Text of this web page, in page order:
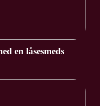
en låsesmeds